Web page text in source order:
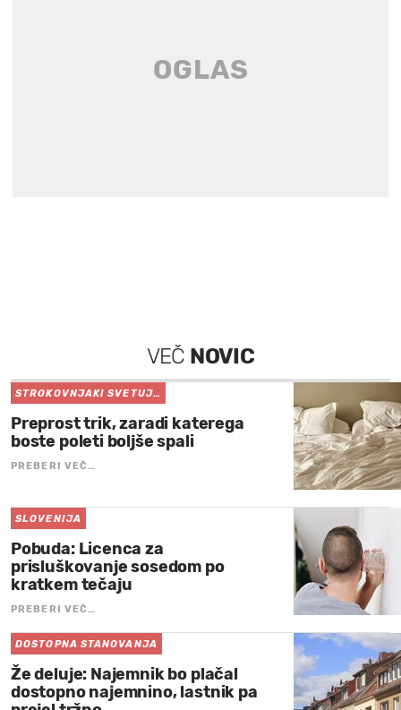
VEČ NOVIC
STROKOVNJAKI SVETUJ…
Preprost trik, zaradi katerega
boste poleti boljše spali
PREBERI VEČ…
SLOVENIJA
Pobuda: Licenca za
prisluškovanje sosedom po
kratkem tečaju
PREBERI VEČ…
DOSTOPNA STANOVANJA
Že deluje: Najemnik bo plačal
dostopno najemnino, lastnik pa